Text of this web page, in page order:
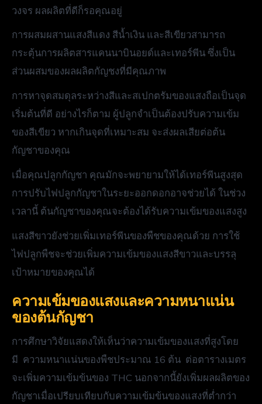
วงจร ผลผลิตที่ดีก็รอคุณอยู่
การผสมผสานแสงสีแดง สีน้ำเงิน และสีเขียวสามารถ
กระตุ้นการผลิตสารแคนนาบินอยด์และเทอร์พีน ซึ่งเป็น
ส่วนผสมของผลผลิตกัญชงที่มีคุณภาพ
การหาจุดสมดุลระหว่างสีและสเปกตรัมของแสงถือเป็นจุด
เริ่มต้นที่ดี อย่างไรก็ตาม ผู้ปลูกจำเป็นต้องปรับความเข้ม
ของสีเขียว หากเกินจุดที่เหมาะสม จะส่งผลเสียต่อต้น
กัญชาของคุณ
เมื่อคุณปลูกกัญชา คุณมักจะพยายามให้ได้เทอร์พีนสูงสุด
การปรับไฟปลูกกัญชาในระยะออกดอกอาจช่วยได้ ในช่วง
เวลานี้ ต้นกัญชาของคุณจะต้องได้รับความเข้มของแสงสูง
แสงสีขาวยังช่วยเพิ่มเทอร์พีนของพืชของคุณด้วย การใช้
ไฟปลูกพืชจะช่วยเพิ่มความเข้มของแสงสีขาวและบรรลุ
เป้าหมายของคุณได้
ความเข้มของแสงและความหนาแน่น
ของต้นกัญชา
การศึกษาวิจัยแสดงให้เห็นว่าความเข้มของแสงที่สูงโดย
มี ความหนาแน่นของพืชประมาณ 16 ต้น ต่อตารางเมตร
จะเพิ่มความเข้มข้นของ THC นอกจากนี้ยังเพิ่มผลผลิตของ
กัญชาเมื่อเปรียบเทียบกับความเข้มข้นของแสงที่ต่ำกว่า